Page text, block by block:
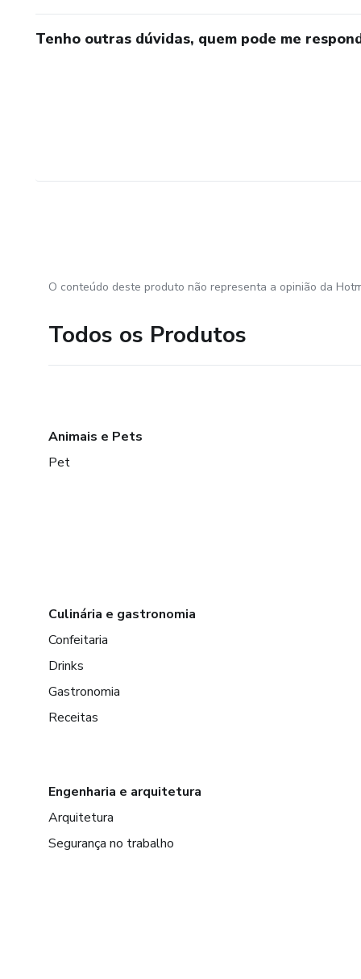
Tenho outras dúvidas, quem pode me
O conteúdo deste produto não representa a opinião da
Todos os Produtos
Animais e Pets
Pet
Culinária e gastronomia
Confeitaria
Drinks
Gastronomia
Receitas
Engenharia e arquitetura
Arquitetura
Segurança no trabalho